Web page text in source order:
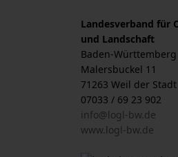
Landesverband für
und Landschaft
Baden-Württemberg
Malersbuckel 11
71263 Weil der Stadt
07033 / 69 23 902
info@logl-bw.de
www.logl-bw.de